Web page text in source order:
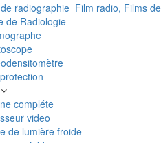
radiographie Film radio, Films
de Radiologie
compléte
video
de lumière froide